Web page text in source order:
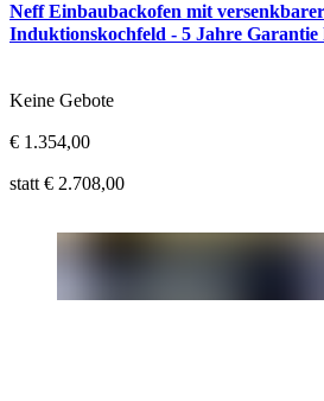
Neff Einbaubackofen mit
Induktionskochfeld - 5 Jahre Garantie
Gebote:
Keine Gebote
Aktueller Preis:
€ 1.354,00
Ursprünglicher Preis:
statt € 2.708,00